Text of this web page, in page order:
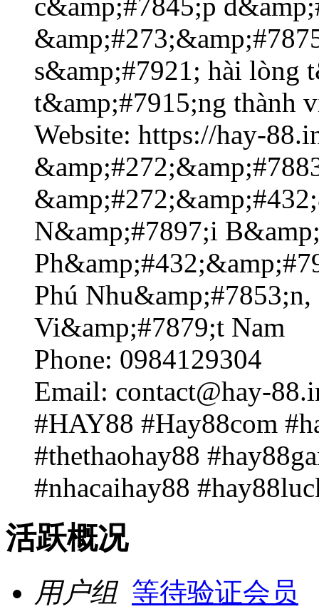
c&amp;#7845;p
s&amp;#7921; hài lòng
t&amp;#7915;ng thành
Website: https://hay-
N&amp;#7897;i
Phú
Vi&amp;#7879;t Nam
Phone: 0984129304
Email: contact@hay-
#HAY88 #Hay88com
#thethaohay88
#nhacaihay88
活跃概况
用户组 等待验证会员